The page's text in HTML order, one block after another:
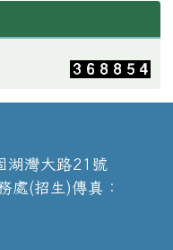
湖灣大路21號
(招生)傳真：